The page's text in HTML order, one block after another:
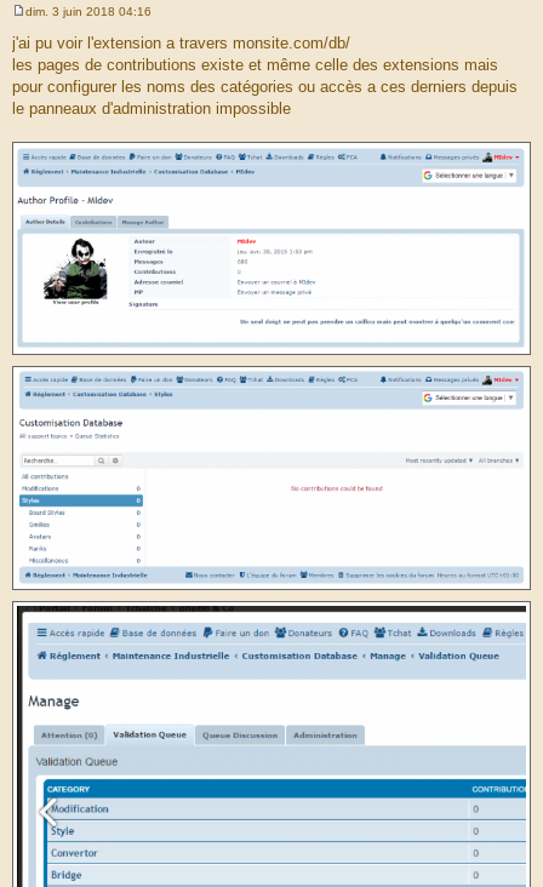
e
s
s
g
e
dim. 3 juin 2018 04:16
j'ai pu voir l'extension a travers monsite.com/db/
les pages de contributions existe et même celle des extensions mais
pour configurer les noms des catégories ou accès a ces derniers depuis
le panneaux d'administration impossible